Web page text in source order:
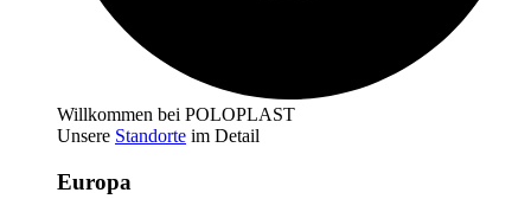
Willkommen bei POLOPLAST
Unsere Standorte im Detail
Europa